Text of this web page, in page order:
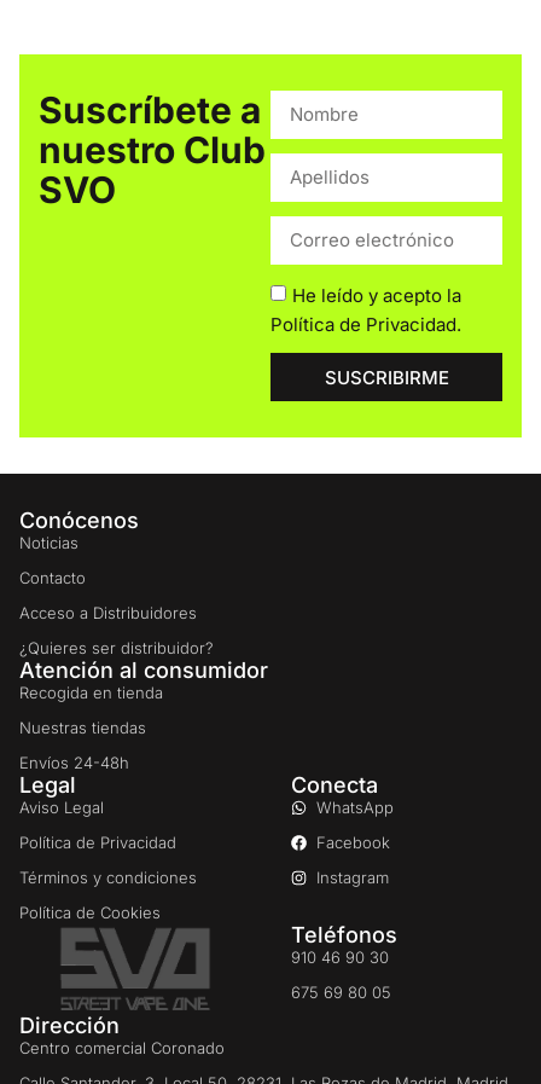
Suscríbete a
nuestro Club
SVO
He leído y acepto la
Política de Privacidad.
SUSCRIBIRME
Conócenos
Noticias
Contacto
Acceso a Distribuidores
¿Quieres ser distribuidor?
Atención al consumidor
Recogida en tienda
Nuestras tiendas
Envíos 24-48h
Legal
Aviso Legal
Política de Privacidad
Términos y condiciones
Política de Cookies
Conecta
WhatsApp
Facebook
Instagram
Teléfonos
910 46 90 30
675 69 80 05
Dirección
Centro comercial Coronado